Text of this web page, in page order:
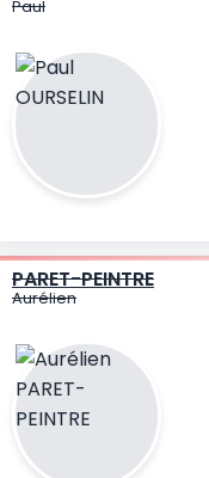
Paul
PARET-PEINTRE
Aurélien